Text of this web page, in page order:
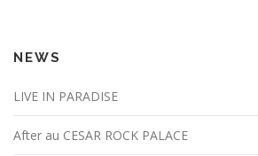
NEWS
LIVE IN PARADISE
After au CESAR ROCK PALACE